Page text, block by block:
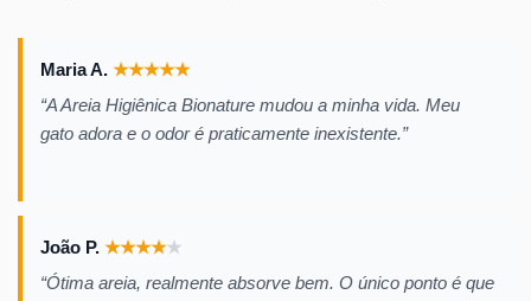
Maria A. ★★★★★
“A Areia Higiênica Bionature mudou a minha vida. Meu
gato adora e o odor é praticamente inexistente.”
João P. ★★★★★
“Ótima areia, realmente absorve bem. O único ponto é que